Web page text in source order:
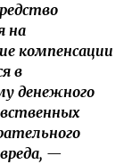
на
компенсации
в
денежного
—